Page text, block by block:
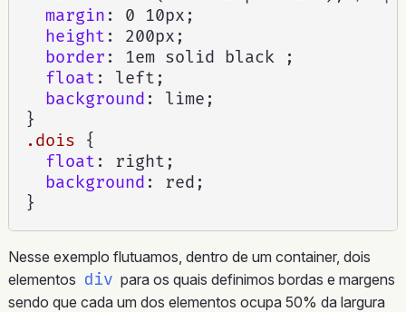
margin : 0 10px ;
height : 200px ;
border : 1em solid black
;
float : left ;
background : lime ;
}
.dois
{
float : right ;
background : red ;
}
Nesse exemplo flutuamos, dentro de um container, dois
elementos div para os quais definimos bordas e margens
sendo que cada um dos elementos ocupa 50% da largura